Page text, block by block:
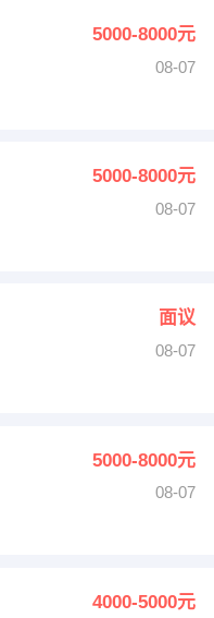
5000-8000元
08-07
5000-8000元
08-07
面议
08-07
5000-8000元
08-07
4000-5000元